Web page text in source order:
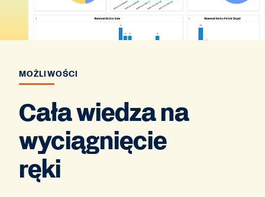
MOŻLIWOŚCI
Cała wiedza na
wyciągnięcie
ręki